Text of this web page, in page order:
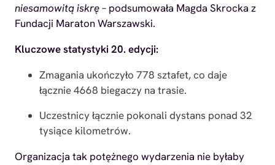
niesamowitą iskrę– podsumowała Magda Skrocka z
Fundacji Maraton Warszawski.
Kluczowe statystyki 20. edycji:
Zmagania ukończyło 778 sztafet, co daje
łącznie 4668 biegaczy na trasie.
Uczestnicy łącznie pokonali dystans ponad 32
tysiące kilometrów.
Organizacja tak potężnego wydarzenia nie byłaby